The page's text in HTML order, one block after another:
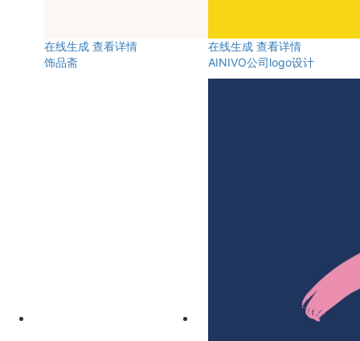
在线生成 查看详情
饰品斋
在线生成 查看详情
AINIVO公司logo设计